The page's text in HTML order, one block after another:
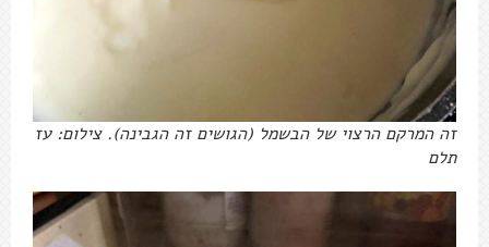
זה המרקם הרצוי של הבשמל (הגושים זה הגבינה). צילום: עז
תלם